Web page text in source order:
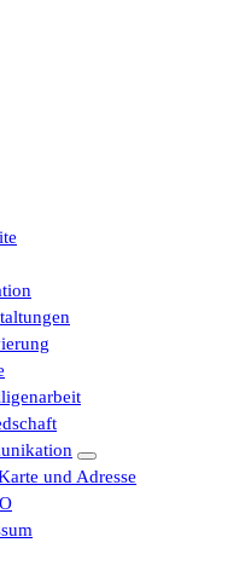
und Adresse